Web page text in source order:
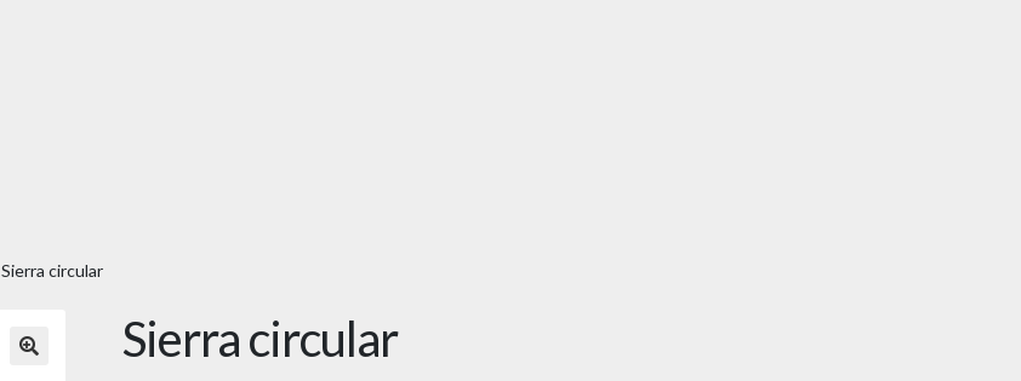
Sierra circular
Sierra circular